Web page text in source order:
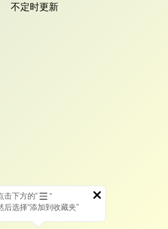
不定时更新
击下方的“
”
后选择“添加到收藏夹”